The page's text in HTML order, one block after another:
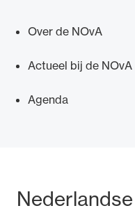
Over de NOvA
Actueel bij de NOvA
Agenda
Bezoek-